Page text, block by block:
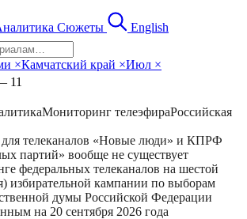
Сюжеты English
×Камчатский край ×Июл ×
11
Мониторинг телеэфираРоссийская
для телеканалов «Новые люди» и КПРФ
партий» вообще не существует
федеральных телеканалов на шестой
избирательной кампании по выборам
думы Российской Федерации
на 20 сентября 2026 года